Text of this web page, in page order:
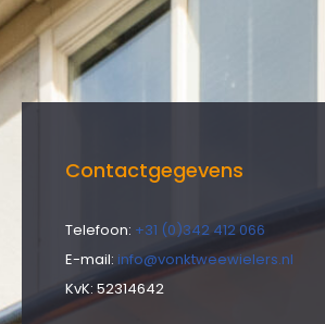
Contactgegevens
Telefoon: +31 (0)342 412 066
E-mail: info@vonktweewielers.nl
KvK: 52314642